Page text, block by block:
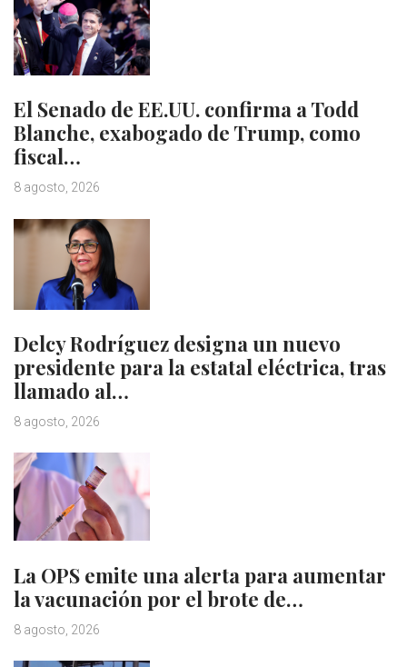
El Senado de EE.UU. confirma a Todd
Blanche, exabogado de Trump, como
fiscal…
8 agosto, 2026
Delcy Rodríguez designa un nuevo
presidente para la estatal eléctrica, tras
llamado al…
8 agosto, 2026
La OPS emite una alerta para aumentar
la vacunación por el brote de…
8 agosto, 2026